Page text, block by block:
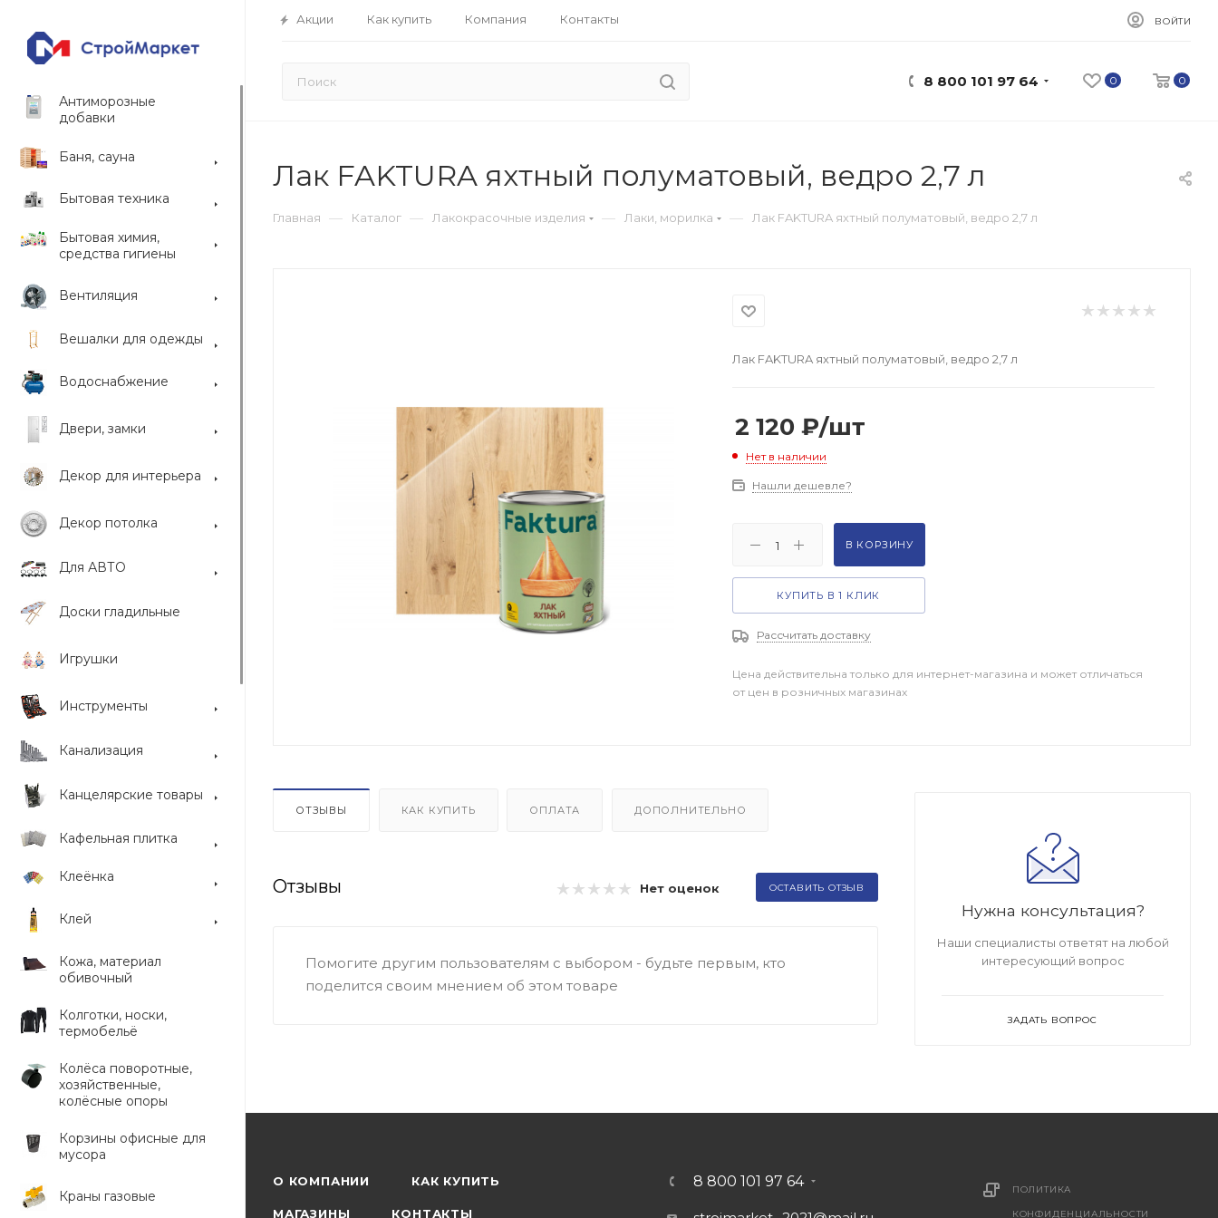
Акции Как купить Компания Контакты ВОЙТИ
0 0
8 800 101 97 64
Антиморозные
добавки
Баня, сауна
Бытовая техника
Бытовая химия,
средства гигиены
Вентиляция
Вешалки для одежды
Водоснабжение
Двери, замки
Декор для интерьера
Декор потолка
Для АВТО
Доски гладильные
Игрушки
Инструменты
Канализация
Канцелярские товары
Кафельная плитка
Клеёнка
Клей
Кожа, материал
обивочный
Колготки, носки,
термобельё
Колёса поворотные,
хозяйственные,
колёсные опоры
Корзины офисные для
мусора
Краны газовые
Лак FAKTURA яхтный полуматовый, ведро 2,7 л
Главная — Каталог — Лакокрасочные изделия — Лаки, морилка — Лак FAKTURA яхтный полуматовый, ведро 2,7 л
Лак FAKTURA яхтный полуматовый, ведро 2,7 л
2 120 ₽/шт
Нет в наличии
Нашли дешевле?
В КОРЗИНУ
КУПИТЬ В 1 КЛИК
Рассчитать доставку
Цена действительна только для интернет-магазина и может отличаться
от цен в розничных магазинах
ОТЗЫВЫ КАК КУПИТЬ ОПЛАТА ДОПОЛНИТЕЛЬНО
Отзывы Нет оценок ОСТАВИТЬ ОТЗЫВ
Помогите другим пользователям с выбором - будьте первым, кто
поделится своим мнением об этом товаре
Нужна консультация?
Наши специалисты ответят на любой
интересующий вопрос
ЗАДАТЬ ВОПРОС
О КОМПАНИИ КАК КУПИТЬ
МАГАЗИНЫ КОНТАКТЫ
8 800 101 97 64 ПОЛИТИКА
КОНФИДЕНЦИАЛЬНОСТИ